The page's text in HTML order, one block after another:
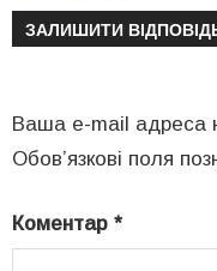
ЗАЛИШИТИ
Ваша e-mail адреса
Обов’язкові поля
Коментар *